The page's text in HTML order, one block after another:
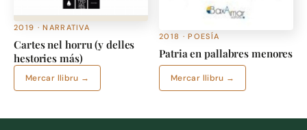
2019 · NARRATIVA
Cartes nel horru (y delles
hestories más)
Mercar llibru →
2018 · POESÍA
Patria en pallabres menores
Mercar llibru →